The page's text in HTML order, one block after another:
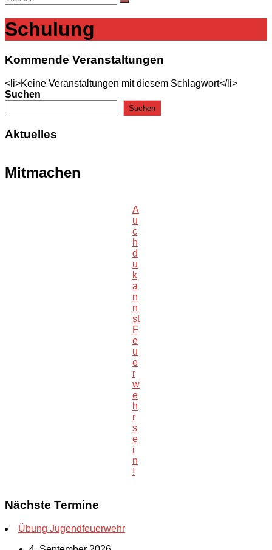
Schulung
Kommende Veranstaltungen
<li>Keine Veranstaltungen mit diesem Schlagwort</li>
Suchen
Suchen
Aktuelles
Mitmachen
A
u
c
h
d
u
k
a
n
n
st
F
e
u
e
r
w
e
h
r
s
e
i
n
!
Nächste Termine
Übung Jugendfeuerwehr